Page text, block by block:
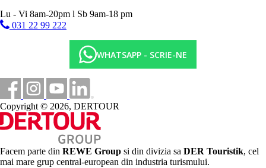
Lu - Vi 8am-20pm l Sb 9am-18 pm
031 22 99 222
WHATSAPP - SCRIE-NE
Copyright © 2026, DERTOUR
Facem parte din REWE Group si din divizia sa DER Touristik, cel
mai mare grup central-european din industria turismului.